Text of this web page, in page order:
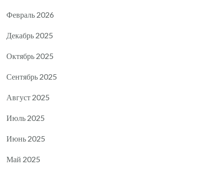
Февраль 2026
Декабрь 2025
Октябрь 2025
Сентябрь 2025
Август 2025
Июль 2025
Июнь 2025
Май 2025